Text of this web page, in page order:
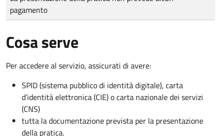
pagamento
Cosa serve
Per accedere al servizio, assicurati di avere:
SPID (sistema pubblico di identità digitale), carta
d’identità elettronica (CIE) o carta nazionale dei servizi
(CNS)
tutta la documentazione prevista per la presentazione
della pratica.